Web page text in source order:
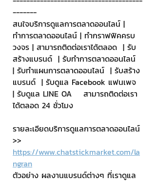
-------
สนใจบริการดูแลการตลาดออนไลน์ |
ทำการตลาดออนไลน์ | ทำกราฟฟิคครบ
วงจร | สามารถติดต่อเราได้ตลอด  | รับ
สร้างแบรนด์  | รับทำการตลาดออนไลน์
| รับทำแผนการตลาดออนไลน์  | รับสร้าง
แบรนด์  | รับดูแล Facebook แฟนเพจ
| รับดูแล LINE OA    สามารถติดต่อเรา
ได้ตลอด 24 ชั่วโมง
รายละเอียดบริการดูแลการตลาดออนไลน์
>>
https://www.chatstickmarket.com/la
ngran
ตัวอย่าง ผลงานแบรนด์ต่างๆ ที่เราดูแล